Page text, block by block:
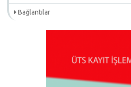
Bağlantılar